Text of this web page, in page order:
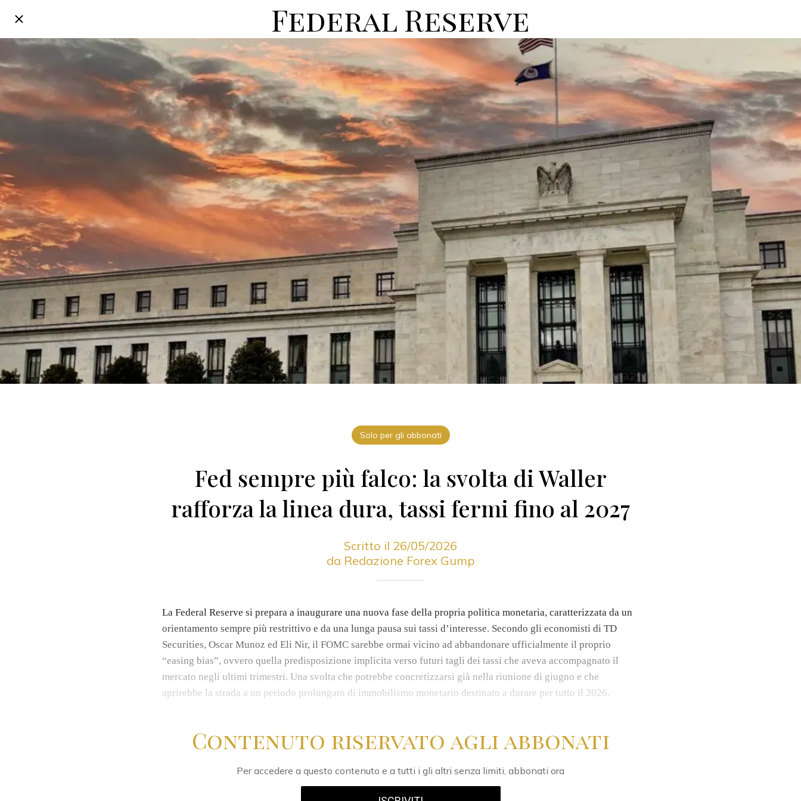
Federal Reserve
Solo per gli abbonati
Fed sempre più falco: la svolta di Waller
rafforza la linea dura, tassi fermi fino al 2027
Scritto il 26/05/2026
da Redazione Forex Gump
La Federal Reserve si prepara a inaugurare una nuova fase della propria politica monetaria, caratterizzata da un
orientamento sempre più restrittivo e da una lunga pausa sui tassi d’interesse. Secondo gli economisti di TD
Securities, Oscar Munoz ed Eli Nir, il FOMC sarebbe ormai vicino ad abbandonare ufficialmente il proprio
“easing bias”, ovvero quella predisposizione implicita verso futuri tagli dei tassi che aveva accompagnato il
mercato negli ultimi trimestri. Una svolta che potrebbe concretizzarsi già nella riunione di giugno e che
aprirebbe la strada a un periodo prolungato di immobilismo monetario destinato a durare per tutto il 2026.
Contenuto riservato agli abbonati
Per accedere a questo contenuto e a tutti i gli altri senza limiti, abbonati ora